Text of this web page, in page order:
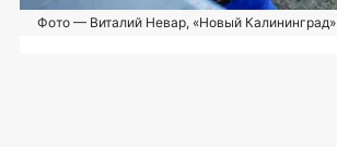
Фото — Виталий Невар, «Новый Калининград»